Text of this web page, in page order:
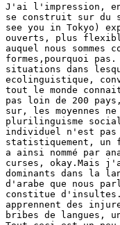
J'ai l'impression,
se construit sur du
see you in Tokyo)
ouverts, plus
auquel nous
formes,pourquoi
situations dans
ecolinguistique,
tout le monde
pas loin de 200
sur, les moyennes
plurilinguisme
individuel n'est
statistiquement, un
a ainsi nommé par
curses, okay.Mais
dominants dans la
d'arabe que nous
constitue
apprennent des
bribes de langues,